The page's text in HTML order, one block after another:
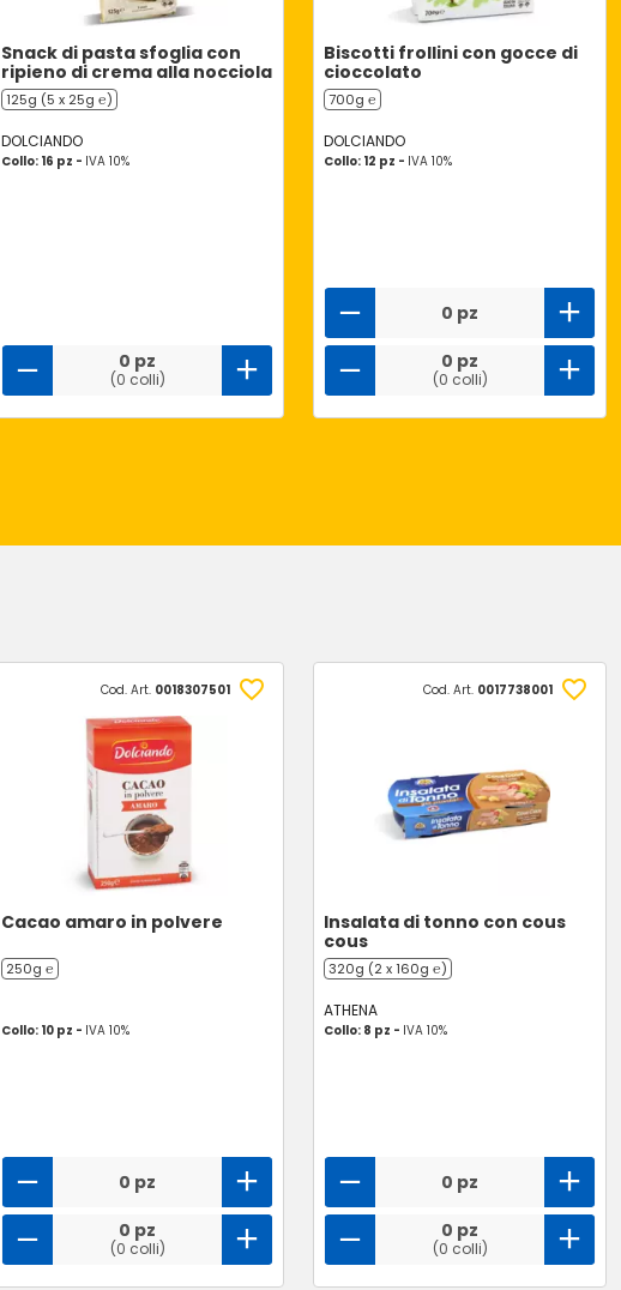
Snack di pasta sfoglia con
ripieno di crema alla nocciola
125g (5 x 25g ℮)
DOLCIANDO
Collo: 16 pz - IVA 10%
0 pz
(0 colli)
Biscotti frollini con gocce di
cioccolato
700g ℮
DOLCIANDO
Collo: 12 pz - IVA 10%
0 pz
0 pz
(0 colli)
Cod. Art. 0018307501
Cacao amaro in polvere
250g ℮
Collo: 10 pz - IVA 10%
0 pz
0 pz
(0 colli)
Cod. Art. 0017738001
Insalata di tonno con cous
cous
320g (2 x 160g ℮)
ATHENA
Collo: 8 pz - IVA 10%
0 pz
0 pz
(0 colli)